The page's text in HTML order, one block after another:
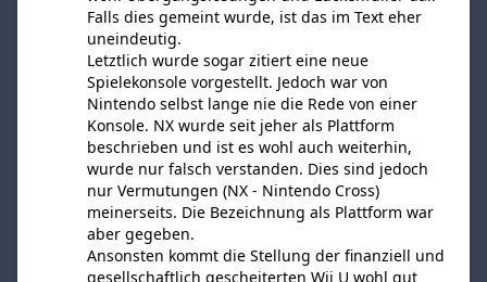
Falls dies gemeint wurde, ist das im Text eher
uneindeutig.
Letztlich wurde sogar zitiert eine neue
Spielekonsole vorgestellt. Jedoch war von
Nintendo selbst lange nie die Rede von einer
Konsole. NX wurde seit jeher als Plattform
beschrieben und ist es wohl auch weiterhin,
wurde nur falsch verstanden. Dies sind jedoch
nur Vermutungen (NX - Nintendo Cross)
meinerseits. Die Bezeichnung als Plattform war
aber gegeben.
Ansonsten kommt die Stellung der finanziell und
gesellschaftlich gescheiterten Wii U wohl gut